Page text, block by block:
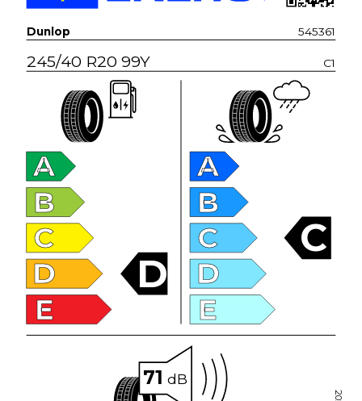
Dunlop 545361
245/40 R20 99Y C1
A
B
C
D
E
D
A
B
C
D
E
C
71 dB